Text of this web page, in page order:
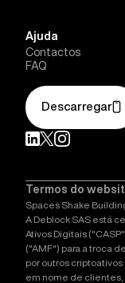
Ajuda
Contactos
FAQ
Descarregar
Termos do
Spaces Shake
A Deblock SAS está
Ativos Digitais
("AMF") para a troca
por outros
em nome de clientes,